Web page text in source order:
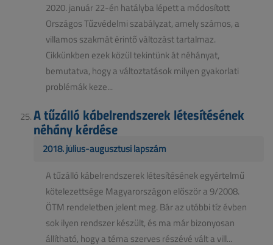
2020. január 22-én hatályba lépett a módosított
Országos Tűzvédelmi szabályzat, amely számos, a
villamos szakmát érintő változást tartalmaz.
Cikkünkben ezek közül tekintünk át néhányat,
bemutatva, hogy a változtatások milyen gyakorlati
problémák keze...
A tűzálló kábelrendszerek létesítésének
néhány kérdése
2018. július-augusztusi lapszám
A tűzálló kábelrendszerek létesítésének egyértelmű
kötelezettsége Magyarországon először a 9/2008.
ÖTM rendeletben jelent meg. Bár az utóbbi tíz évben
sok ilyen rendszer készült, és ma már bizonyosan
állítható, hogy a téma szerves részévé vált a vill...